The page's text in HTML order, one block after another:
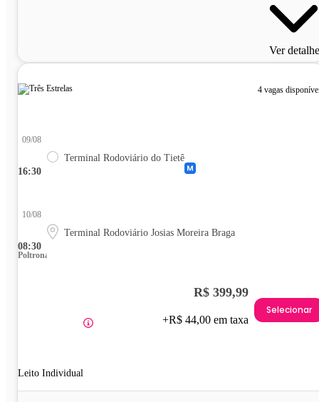
Ver
4 vagas
16:30
09/08
Terminal Rodoviário do Tietê
08:30
10/08
Terminal Rodoviário Josias Moreira Braga
Poltrona
Leito Individual
R$ 399,99
+R$ 44,00 em taxa
Selecionar